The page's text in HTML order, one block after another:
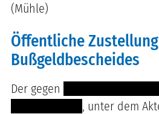
(Mühle)
Öffentliche
Bußgeldbescheides
Der gegen
, unter dem